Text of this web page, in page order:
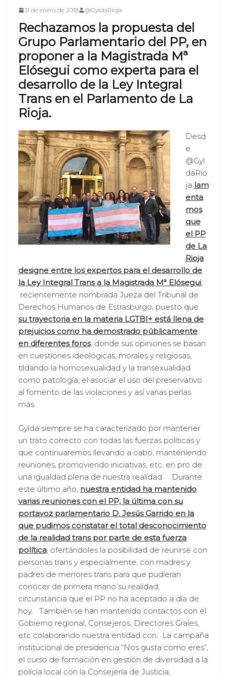
31 de enero de 2018 @GyldaRioja
Rechazamos la propuesta del
Grupo Parlamentario del PP, en
proponer a la Magistrada Mª
Elósegui como experta para el
desarrollo de la Ley Integral
Trans en el Parlamento de La
Rioja.
Desd
e
@Gyl
daRio
ja lam
enta
mos
que
el PP
de La
Rioja
designe entre los expertos para el desarrollo de
la Ley Integral Trans a la Magistrada Mª Elósegui,
recientemente nombrada Jueza del Tribunal de
Derechos Humanos de Estrasburgo, puesto que
su trayectoria en la materia LGTBI+ está llena de
prejuicios como ha demostrado públicamente
en diferentes foros, donde sus opiniones se basan
en cuestiones ideológicas, morales y religiosas,
tildando la homosexualidad y la transexualidad
como patología, el asociar el uso del preservativo
al fomento de las violaciones y así varias perlas
más.
Gylda siempre se ha caracterizado por mantener
un trato correcto con todas las fuerzas políticas y
que continuaremos llevando a cabo, manteniendo
reuniones, promoviendo iniciativas, etc. en pro de
una igualdad plena de nuestra realidad. Durante
este último año, nuestra entidad ha mantenido
varias reuniones con el PP, la última con su
portavoz parlamentario D. Jesús Garrido en la
que pudimos constatar el total desconocimiento
de la realidad trans por parte de esta fuerza
política , ofertándoles la posibilidad de reunirse con
personas trans y especialmente, con madres y
padres de menores trans para que pudieran
conocer de primera mano su realidad,
circunstancia que el PP no ha aceptado a día de
hoy. También se han mantenido contactos con el
Gobierno regional, Consejeros, Directores Grales,
etc colaborando nuestra entidad con: La campaña
institucional de presidencia “Nos gusta como eres”,
el curso de formación en gestión de diversidad a la
policía local con la Consejería de Justicia,